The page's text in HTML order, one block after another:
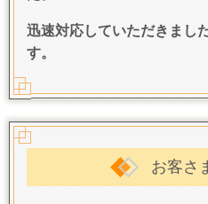
迅速対応していただきまし
す。
お客さ